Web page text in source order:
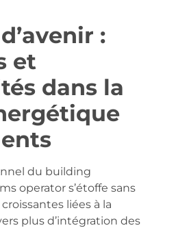
:
et
dans la
du building
operator s’étoffe sans
liées à la
plus d’intégration des